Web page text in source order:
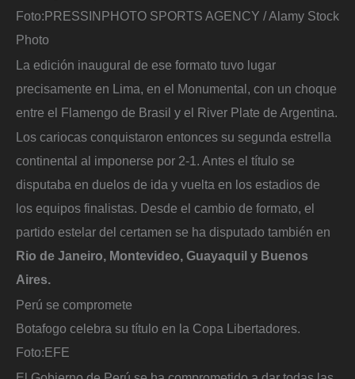
Foto:PRESSINPHOTO SPORTS AGENCY / Alamy Stock
Photo
La edición inaugural de ese formato tuvo lugar
precisamente en Lima, en el Monumental, con un choque
entre el Flamengo de Brasil y el River Plate de Argentina.
Los cariocas conquistaron entonces su segunda estrella
continental al imponerse por 2-1. Antes el título se
disputaba en duelos de ida y vuelta en los estadios de
los equipos finalistas. Desde el cambio de formato, el
partido estelar del certamen se ha disputado también en
Rio de Janeiro, Montevideo, Guayaquil y Buenos
Aires.
Perú se compromete
Botafogo celebra su título en la Copa Libertadores.
Foto:EFE